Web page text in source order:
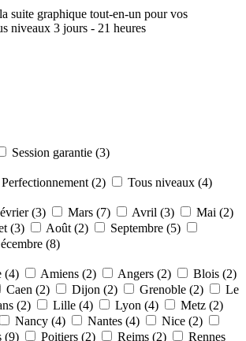
suite graphique tout-en-un pour vos
niveaux 3 jours - 21 heures
Session garantie (3)
Perfectionnement (2)
Tous niveaux (4)
(3) Mars (7) Avril (3)
Mai (2)
(3) Août (2)
Septembre (5)
(8)
(4)
Amiens (2) Angers (2)
Blois (2)
Caen (2) Dijon (2) Grenoble (2)
Le
(2) Lille (4) Lyon (4)
Metz (2)
Nancy (4) Nantes (4)
Nice (2)
(9) Poitiers (2) Reims (2)
Rennes